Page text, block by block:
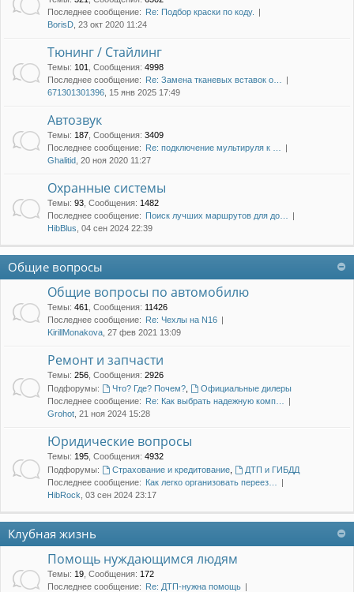
Последнее сообщение: Re: Подбор краски по коду.
BorisD , 23 окт 2020 11:24
Тюнинг / Стайлинг
Темы: 101 Сообщения: 4998
Последнее сообщение: Re: Замена тканевых вставок о…
671301301396 , 15 янв 2025 17:49
Автозвук
Темы: 187 Сообщения: 3409
Последнее сообщение: Re: подключение мультируля к …
Ghalitid , 20 ноя 2020 11:27
Охранные системы
Темы: 93 Сообщения: 1482
Последнее сообщение: Поиск лучших маршрутов для до…
HibBlus , 04 сен 2024 22:39
Общие вопросы
Общие вопросы по автомобилю
Темы: 461 Сообщения: 11426
Последнее сообщение: Re: Чехлы на N16
KirillMonakova , 27 фев 2021 13:09
Ремонт и запчасти
Темы: 256 Сообщения: 2926
Подфорумы:
Что? Где? Почем?,
Официальные дилеры
Последнее сообщение: Re: Как выбрать надежную комп…
Grohot , 21 ноя 2024 15:28
Юридические вопросы
Темы: 195 Сообщения: 4932
Подфорумы:
Страхование и кредитование,
ДТП и ГИБДД
Последнее сообщение: Как легко организовать переез…
HibRock , 03 сен 2024 23:17
Клубная жизнь
Помощь нуждающимся людям
Темы: 19 Сообщения: 172
Последнее сообщение: Re: ДТП-нужна помощь